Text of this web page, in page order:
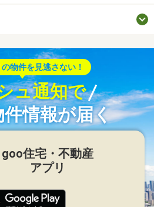
物件を見逃さない！
ュ通知で
情報が届く
goo住宅・不動産
アプリ